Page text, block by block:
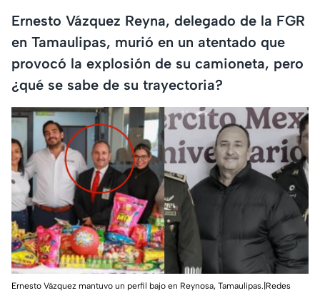
Ernesto Vázquez Reyna, delegado de la FGR
en Tamaulipas, murió en un atentado que
provocó la explosión de su camioneta, pero
¿qué se sabe de su trayectoria?
Ernesto Vázquez mantuvo un perfil bajo en Reynosa, Tamaulipas.|Redes